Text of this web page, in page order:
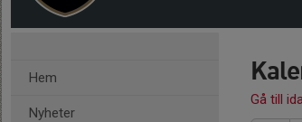
Hem
Nyheter
Gå till